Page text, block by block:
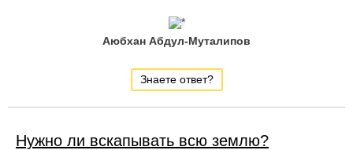
Аюбхан Абдул-Муталипов
Знаете ответ?
Нужно ли вскапывать всю землю?